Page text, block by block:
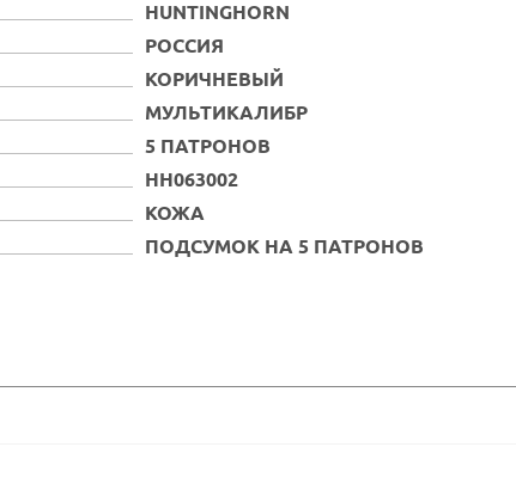
HUNTINGHORN
РОССИЯ
КОРИЧНЕВЫЙ
МУЛЬТИКАЛИБР
5 ПАТРОНОВ
HH063002
КОЖА
ПОДСУМОК НА 5 ПАТРОНОВ